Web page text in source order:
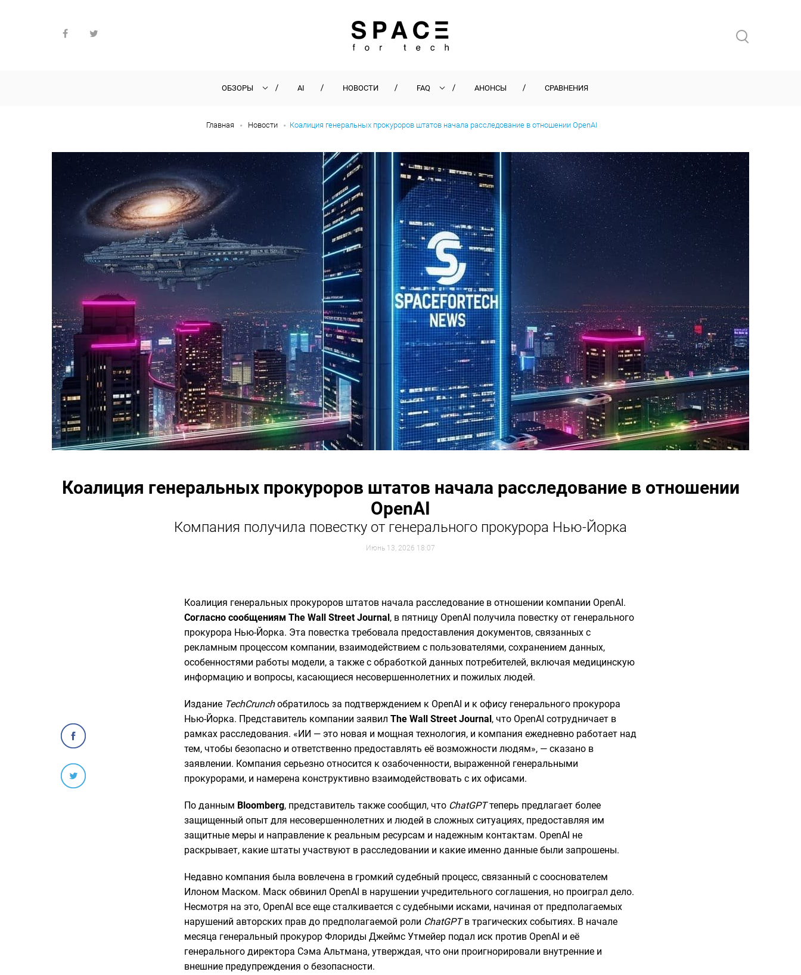
ОБЗОРЫ AI НОВОСТИ FAQ АНОНСЫ СРАВНЕНИЯ
Главная Новости Коалиция генеральных прокуроров штатов начала расследование в отношении OpenAI
Коалиция генеральных прокуроров штатов начала расследование в отношении
OpenAI
Компания получила повестку от генерального прокурора Нью-Йорка
Июнь 13, 2026 18:07
Коалиция генеральных прокуроров штатов начала расследование в отношении компании OpenAI.
Согласно сообщениям The Wall Street Journal, в пятницу OpenAI получила повестку от генерального
прокурора Нью-Йорка. Эта повестка требовала предоставления документов, связанных с
рекламным процессом компании, взаимодействием с пользователями, сохранением данных,
особенностями работы модели, а также с обработкой данных потребителей, включая медицинскую
информацию и вопросы, касающиеся несовершеннолетних и пожилых людей.
Издание TechCrunchобратилось за подтверждением к OpenAI и к офису генерального прокурора
Нью-Йорка. Представитель компании заявилThe Wall Street Journal, что OpenAI сотрудничает в
рамках расследования. «ИИ — это новая и мощная технология, и компания ежедневно работает над
тем, чтобы безопасно и ответственно предоставлять её возможности людям», — сказано в
заявлении. Компания серьезно относится к озабоченности, выраженной генеральными
прокурорами, и намерена конструктивно взаимодействовать с их офисами.
По данным Bloomberg, представитель также сообщил, что ChatGPTтеперь предлагает более
защищенный опыт для несовершеннолетних и людей в сложных ситуациях, предоставляя им
защитные меры и направление к реальным ресурсам и надежным контактам. OpenAI не
раскрывает, какие штаты участвуют в расследовании и какие именно данные были запрошены.
Недавно компания была вовлечена в громкий судебный процесс, связанный с сооснователем
Илоном Маском. Маск обвинил OpenAI в нарушении учредительного соглашения, но проиграл дело.
Несмотря на это, OpenAI все еще сталкивается с судебными исками, начиная от предполагаемых
нарушений авторских прав до предполагаемой роли ChatGPTв трагических событиях. В начале
месяца генеральный прокурор Флориды Джеймс Утмейер подал иск против OpenAI и её
генерального директора Сэма Альтмана, утверждая, что они проигнорировали внутренние и
внешние предупреждения о безопасности.